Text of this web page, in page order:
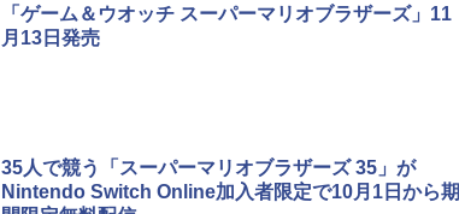
「ゲーム＆ウオッチ スーパーマリオブラザーズ」11
月13日発売
35人で競う「スーパーマリオブラザーズ 35」が
Nintendo Switch Online加入者限定で10月1日から期